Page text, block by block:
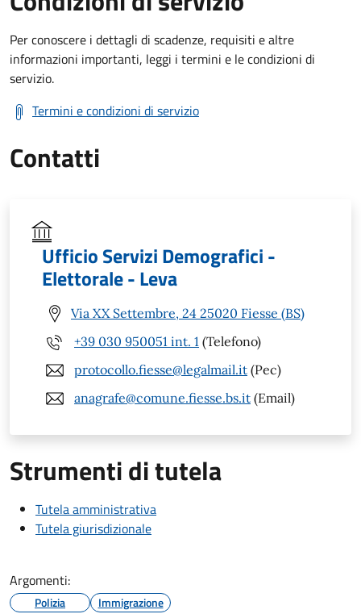
Per conoscere i dettagli di scadenze, requisiti e altre
informazioni importanti, leggi i termini e le condizioni di
servizio.
Termini e condizioni di servizio
Contatti
Ufficio Servizi Demografici -
Elettorale - Leva
Via XX Settembre, 24 25020 Fiesse (BS)
+39 030 950051 int. 1 (Telefono)
protocollo.fiesse@legalmail.it (Pec)
anagrafe@comune.fiesse.bs.it (Email)
Strumenti di tutela
Tutela amministrativa
Tutela giurisdizionale
Argomenti:
Polizia Immigrazione